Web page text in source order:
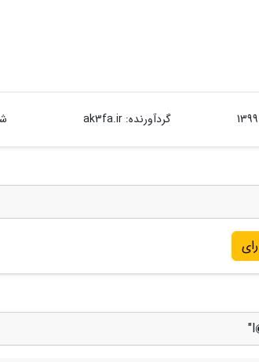
گردآورنده:ak3fa.ir
رای